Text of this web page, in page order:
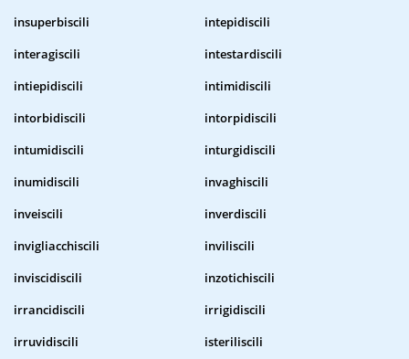
insuperbiscili
intepidiscili
interagiscili
intestardiscili
intiepidiscili
intimidiscili
intorbidiscili
intorpidiscili
intumidiscili
inturgidiscili
inumidiscili
invaghiscili
inveiscili
inverdiscili
invigliacchiscili
inviliscili
inviscidiscili
inzotichiscili
irrancidiscili
irrigidiscili
irruvidiscili
isteriliscili